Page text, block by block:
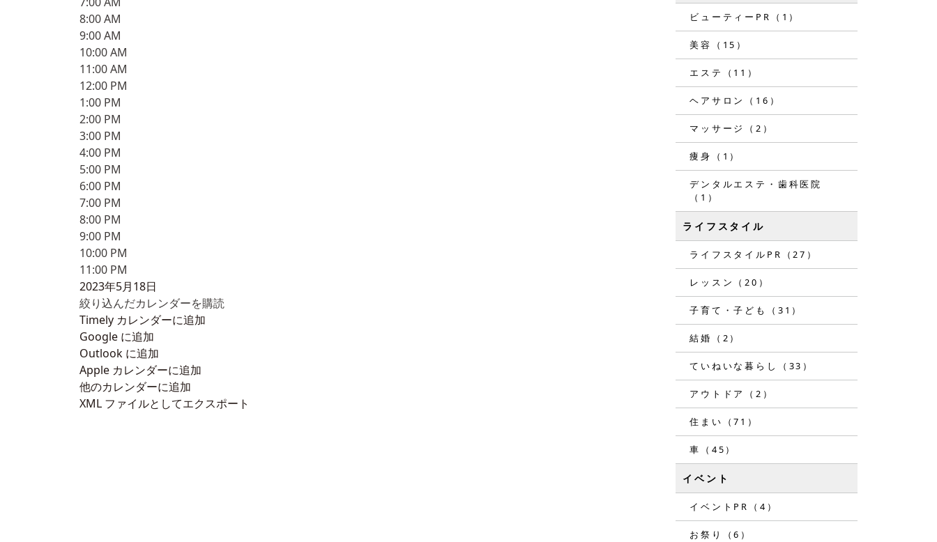
8:00 AM
9:00 AM
10:00 AM
11:00 AM
12:00 PM
1:00 PM
2:00 PM
3:00 PM
4:00 PM
5:00 PM
6:00 PM
7:00 PM
8:00 PM
9:00 PM
10:00 PM
11:00 PM
2023年5月18日
絞り込んだカレンダーを購読
Timely カレンダーに追加
Google に追加
Outlook に追加
Apple カレンダーに追加
他のカレンダーに追加
XML ファイルとしてエクスポート
ビューティーPR（1）
美容（15）
エステ（11）
ヘアサロン（16）
マッサージ（2）
痩身（1）
デンタルエステ・歯科医院
（1）
ライフスタイル
ライフスタイルPR（27）
レッスン（20）
子育て・子ども（31）
結婚（2）
ていねいな暮らし（33）
アウトドア（2）
住まい（71）
車（45）
イベント
イベントPR（4）
お祭り（6）